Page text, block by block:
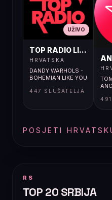
UŽIVO
TOP RADIO LIVE
HRVATSKA
DANDY WARHOLS -
BOHEMIAN LIKE YOU
447 SLUŠATELJA
POSJETI
RS
TOP 20 SRBIJA